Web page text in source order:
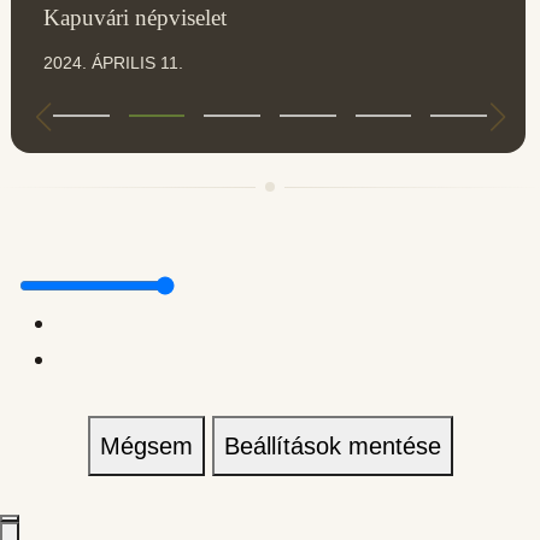
Kapuvári népviselet
2024. ÁPRILIS 11.
Mégsem Beállítások mentése